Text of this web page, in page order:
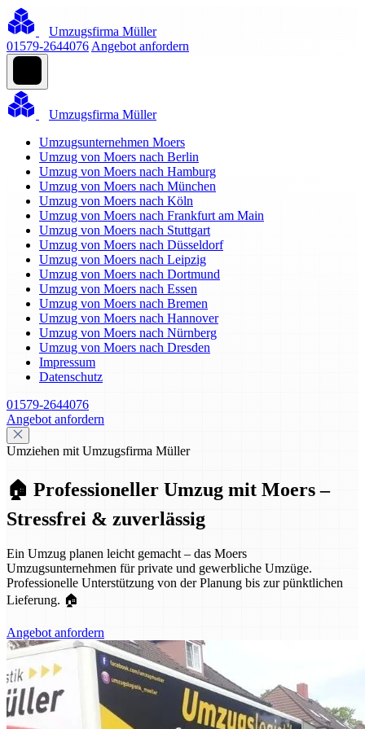
Umzugsfirma Müller
01579-2644076 Angebot anfordern
Umzugsfirma Müller
Umzugsunternehmen Moers
Umzug von Moers nach Berlin
Umzug von Moers nach Hamburg
Umzug von Moers nach München
Umzug von Moers nach Köln
Umzug von Moers nach Frankfurt am Main
Umzug von Moers nach Stuttgart
Umzug von Moers nach Düsseldorf
Umzug von Moers nach Leipzig
Umzug von Moers nach Dortmund
Umzug von Moers nach Essen
Umzug von Moers nach Bremen
Umzug von Moers nach Hannover
Umzug von Moers nach Nürnberg
Umzug von Moers nach Dresden
Impressum
Datenschutz
01579-2644076
Angebot anfordern
Umziehen mit Umzugsfirma Müller
🏠 Professioneller Umzug mit Moers –
Stressfrei & zuverlässig
Ein Umzug planen leicht gemacht – das Moers
Umzugsunternehmen für private und gewerbliche Umzüge.
Professionelle Unterstützung von der Planung bis zur pünktlichen
Lieferung. 🏠
Angebot anfordern